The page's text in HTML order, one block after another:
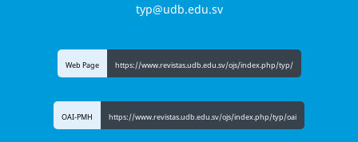
typ@udb.edu.sv
Web Page https://www.revistas.udb.edu.sv/ojs/index.php/typ/
OAI-PMH https://www.revistas.udb.edu.sv/ojs/index.php/typ/oai